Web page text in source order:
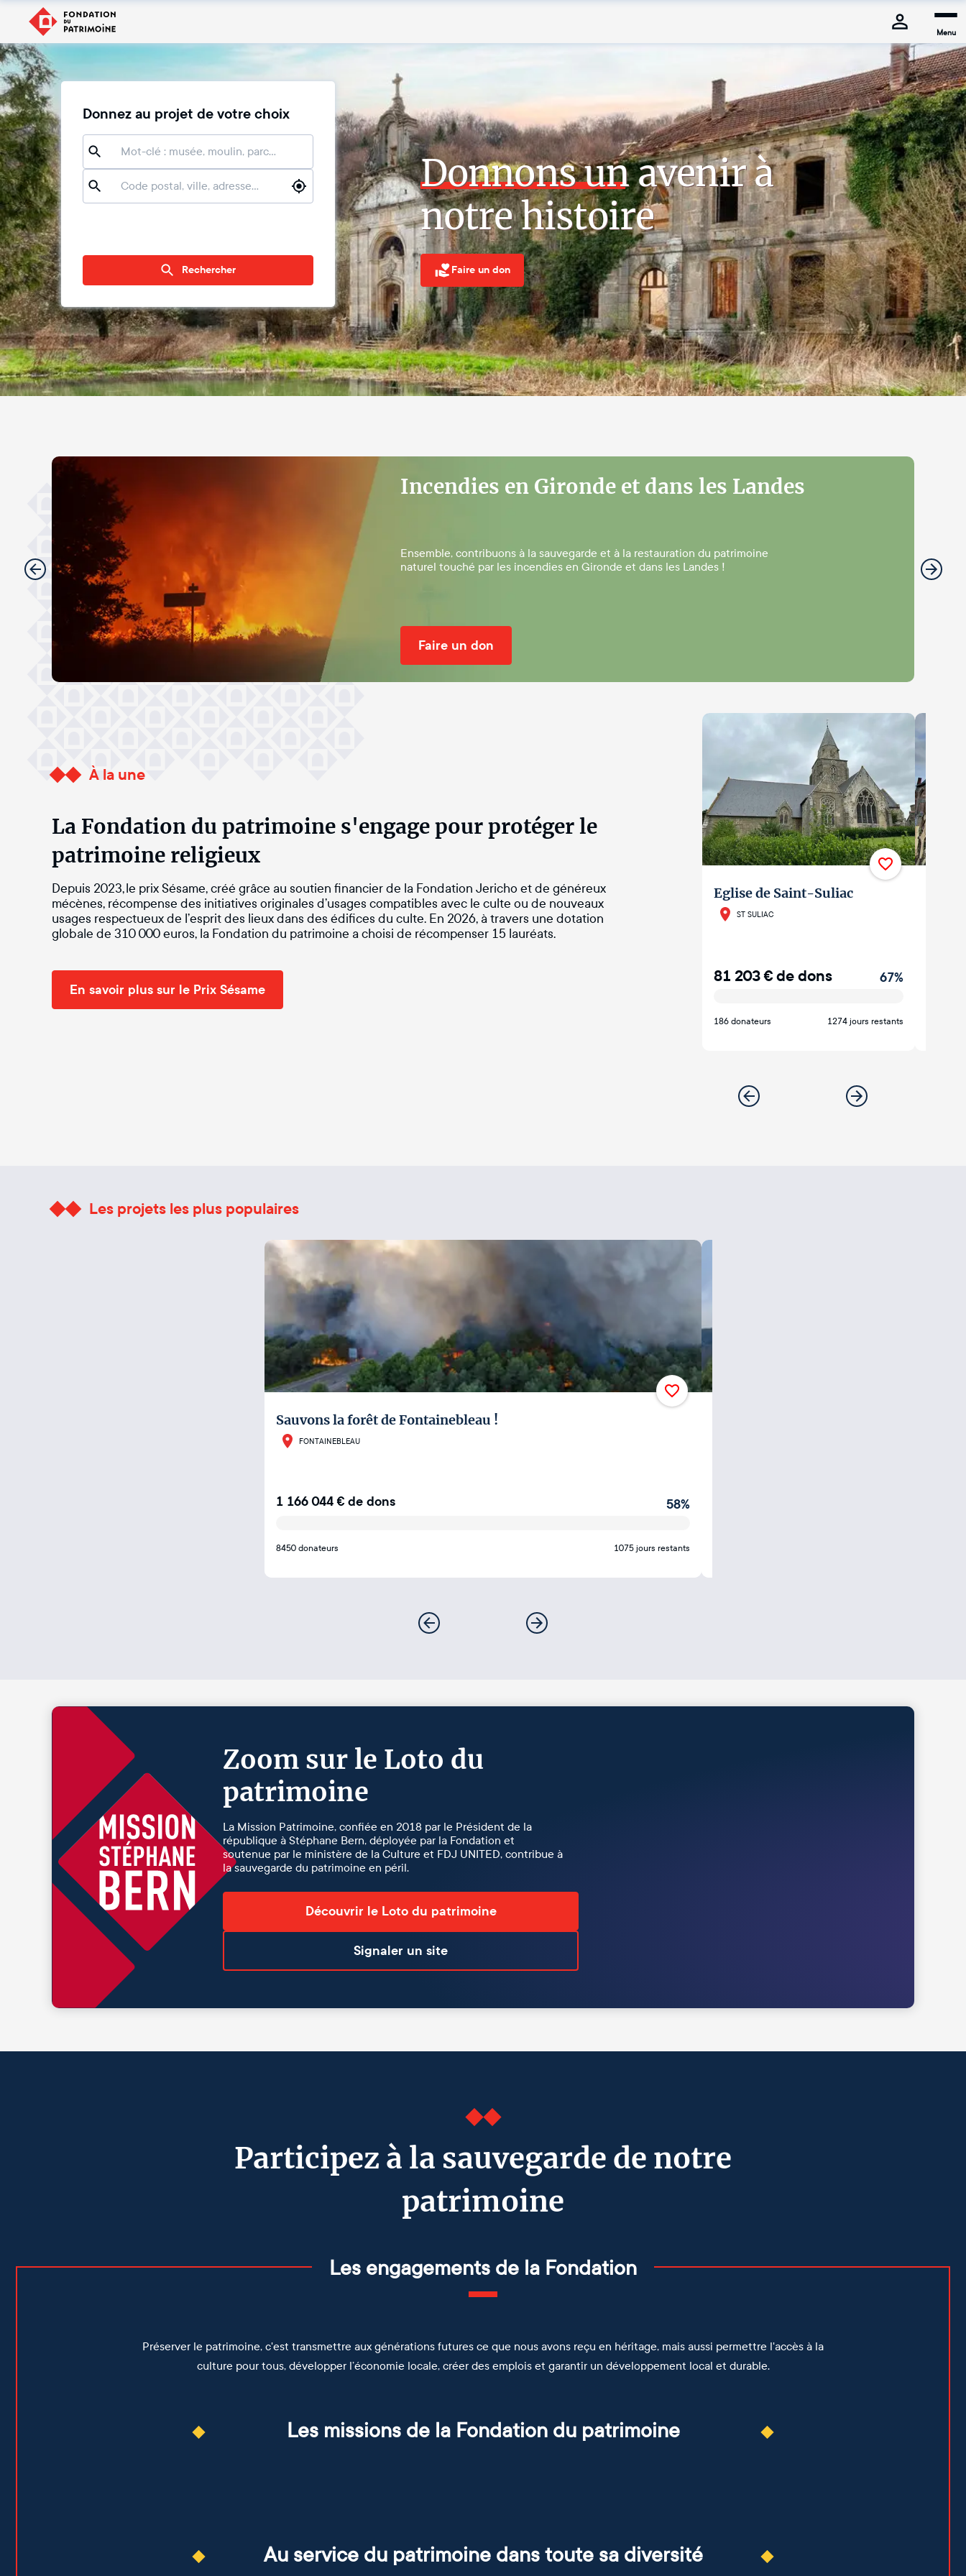
Menu
Donnons un avenir à
notre histoire
Faire un don
Donnez au projet de votre choix
Mots-clés
Localisation
Rechercher
Incendies en Gironde et dans les Landes
Ensemble, contribuons à la sauvegarde et à la restauration du patrimoine
naturel touché par les incendies en Gironde et dans les Landes !
Faire un don
À la une
La Fondation du patrimoine s'engage pour protéger le
patrimoine religieux
Depuis 2023, le prix Sésame, créé grâce au soutien financier de la Fondation Jericho et de généreux
mécènes, récompense des initiatives originales d’usages compatibles avec le culte ou de nouveaux
usages respectueux de l’esprit des lieux dans des édifices du culte. En 2026, à travers une dotation
globale de 310 000 euros, la Fondation du patrimoine a choisi de récompenser 15 lauréats.
En savoir plus sur le Prix Sésame
Eglise de Saint-Suliac
ST SULIAC
81 203€de dons 67%
186 donateurs 1274 jours restants
Les projets les plus populaires
Sauvons la forêt de Fontainebleau !
FONTAINEBLEAU
1 166 044€de dons 58%
8450 donateurs 1075 jours restants
Zoom sur le Loto du
patrimoine
La Mission Patrimoine, confiée en 2018 par le Président de la
république à Stéphane Bern, déployée par la Fondation et
soutenue par le ministère de la Culture et FDJ UNITED, contribue à
la sauvegarde du patrimoine en péril.
Découvrir le Loto du patrimoine
Signaler un site
Participez à la sauvegarde de notre
patrimoine
Les engagements de la Fondation
Préserver le patrimoine, c'est transmettre aux générations futures ce que nous avons reçu en héritage, mais aussi permettre l'accès à la
culture pour tous, développer l’économie locale, créer des emplois et garantir un développement local et durable.
Les missions de la Fondation du patrimoine
emplois
patrimoine
l’environnement
Au service du patrimoine dans toute sa diversité